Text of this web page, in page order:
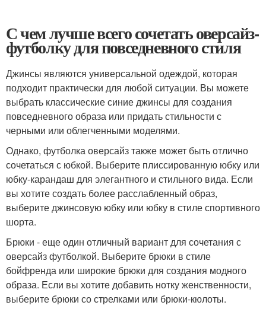
С чем лучше всего сочетать оверсайз-
футболку для повседневного стиля
Джинсы являются универсальной одеждой, которая
подходит практически для любой ситуации. Вы можете
выбрать классические синие джинсы для создания
повседневного образа или придать стильности с
черными или облегченными моделями.
Однако, футболка оверсайз также может быть отлично
сочетаться с юбкой. Выберите плиссированную юбку или
юбку-карандаш для элегантного и стильного вида. Если
вы хотите создать более расслабленный образ,
выберите джинсовую юбку или юбку в стиле спортивного
шорта.
Брюки - еще один отличный вариант для сочетания с
оверсайз футболкой. Выберите брюки в стиле
бойфренда или широкие брюки для создания модного
образа. Если вы хотите добавить нотку женственности,
выберите брюки со стрелками или брюки-кюлоты.